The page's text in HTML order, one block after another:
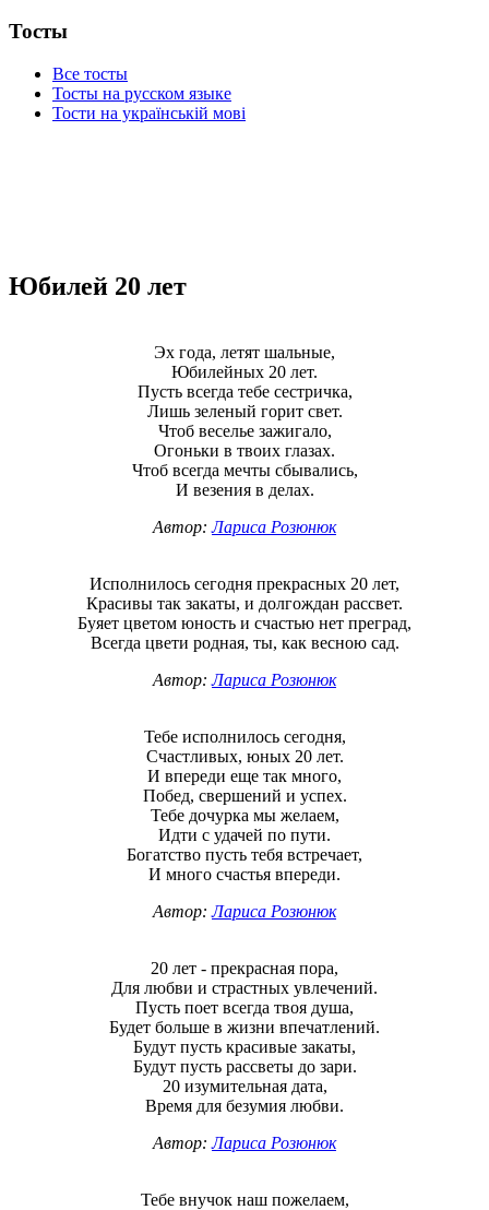
Тосты
Все тосты
Тосты на русском языке
Тости на українській мові
Юбилей 20 лет
Эх года, летят шальные,
Юбилейных 20 лет.
Пусть всегда тебе сестричка,
Лишь зеленый горит свет.
Чтоб веселье зажигало,
Огоньки в твоих глазах.
Чтоб всегда мечты сбывались,
И везения в делах.
Автор:Лариса Розюнюк
Исполнилось сегодня прекрасных 20 лет,
Красивы так закаты, и долгождан рассвет.
Буяет цветом юность и счастью нет преград,
Всегда цвети родная, ты, как весною сад.
Автор:Лариса Розюнюк
Тебе исполнилось сегодня,
Счастливых, юных 20 лет.
И впереди еще так много,
Побед, свершений и успех.
Тебе дочурка мы желаем,
Идти с удачей по пути.
Богатство пусть тебя встречает,
И много счастья впереди.
Автор:Лариса Розюнюк
20 лет - прекрасная пора,
Для любви и страстных увлечений.
Пусть поет всегда твоя душа,
Будет больше в жизни впечатлений.
Будут пусть красивые закаты,
Будут пусть рассветы до зари.
20 изумительная дата,
Время для безумия любви.
Автор:Лариса Розюнюк
Тебе внучок наш пожелаем,